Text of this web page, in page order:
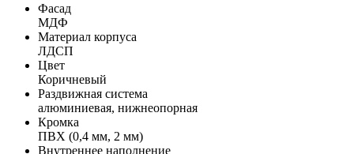
Фасад
МДФ
Материал корпуса
ЛДСП
Цвет
Коричневый
Раздвижная система
алюминиевая, нижнеопорная
Кромка
ПВХ (0,4 мм, 2 мм)
Внутреннее наполнение